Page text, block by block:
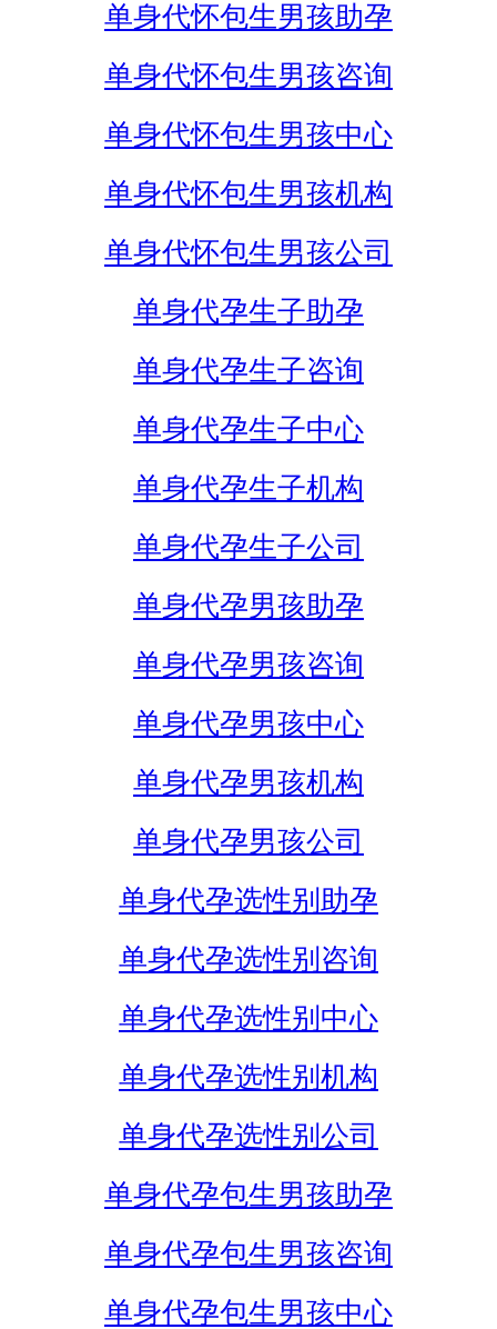
单身代怀包生男孩助孕
单身代怀包生男孩咨询
单身代怀包生男孩中心
单身代怀包生男孩机构
单身代怀包生男孩公司
单身代孕生子助孕
单身代孕生子咨询
单身代孕生子中心
单身代孕生子机构
单身代孕生子公司
单身代孕男孩助孕
单身代孕男孩咨询
单身代孕男孩中心
单身代孕男孩机构
单身代孕男孩公司
单身代孕选性别助孕
单身代孕选性别咨询
单身代孕选性别中心
单身代孕选性别机构
单身代孕选性别公司
单身代孕包生男孩助孕
单身代孕包生男孩咨询
单身代孕包生男孩中心